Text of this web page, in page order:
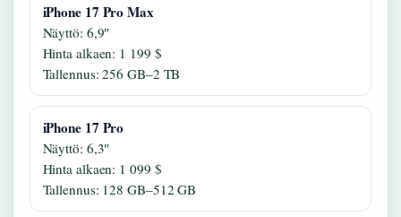
iPhone 17 Pro Max
Näyttö: 6,9″
Hinta alkaen: 1 199 $
Tallennus: 256 GB–2 TB
iPhone 17 Pro
Näyttö: 6,3″
Hinta alkaen: 1 099 $
Tallennus: 128 GB–512 GB